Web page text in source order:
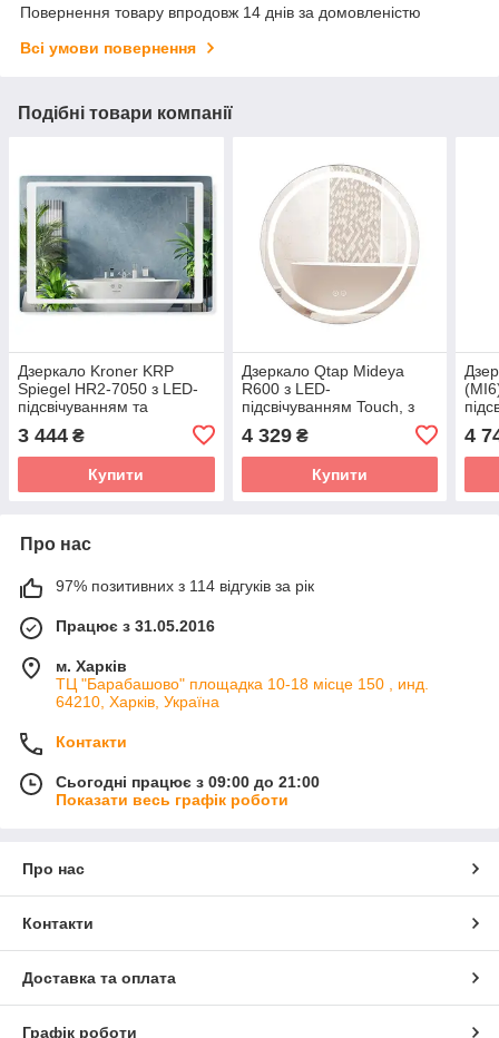
Повернення товару впродовж 14 днів за домовленістю
Всі умови повернення
Подібні товари компанії
Дзеркало Kroner KRP
Spiegel HR2-7050 з LED-
підсвічуванням та
3 444 ₴
Купити
Дзеркало Qtap Mideya
R600 з LED-
підсвічуванням Touch, з
димером QT2078F803W
4 329₴
Купити
4
Про нас
97% позитивних з 114 відгуків за рік
Працює з 31.05.2016
м. Харків
ТЦ "Барабашово" площадка 10-18 місце 150 , инд.
64210, Харків, Україна
Контакти
Сьогодні працює з 09:00 до 21:00
Показати весь графік роботи
Про нас
Контакти
Доставка та оплата
Графік роботи